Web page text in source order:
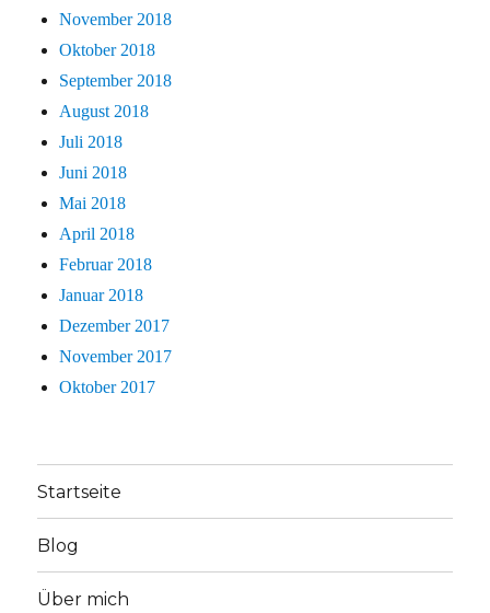
November 2018
Oktober 2018
September 2018
August 2018
Juli 2018
Juni 2018
Mai 2018
April 2018
Februar 2018
Januar 2018
Dezember 2017
November 2017
Oktober 2017
Startseite
Blog
Über mich